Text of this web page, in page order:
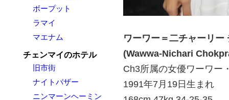
ボープット
ラマイ
マエナム
チェンマイのホテル
旧市街
ナイトバザー
ニンマーンヘーミン
ワーワー＝二チャーリ
(Wawwa-Nichari
Ch3所属の女優ワーワー
1991年7月19日生まれ